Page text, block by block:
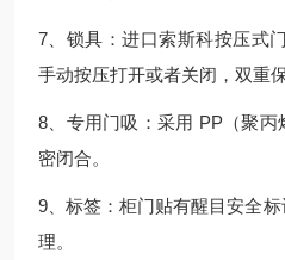
7、锁具：进口索斯科按压式
手动按压打开或者关闭，双重保
8、专用门吸：采用 PP（聚
密闭合。
9、标签：柜门贴有醒目安全
理。